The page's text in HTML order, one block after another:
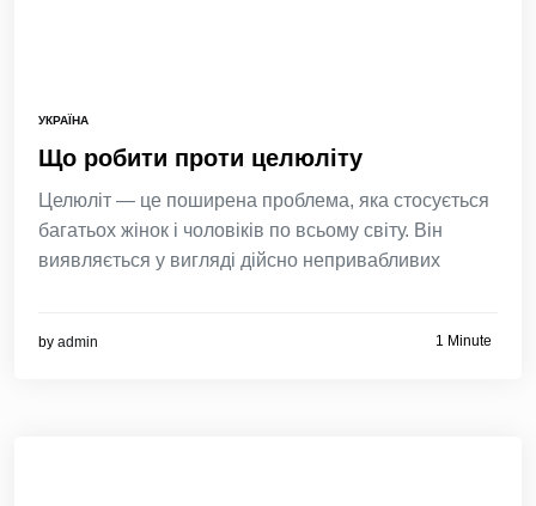
УКРАЇНА
Що робити проти целюліту
Целюліт — це поширена проблема, яка стосується
багатьох жінок і чоловіків по всьому світу. Він
виявляється у вигляді дійсно непривабливих
by admin 1 Minute